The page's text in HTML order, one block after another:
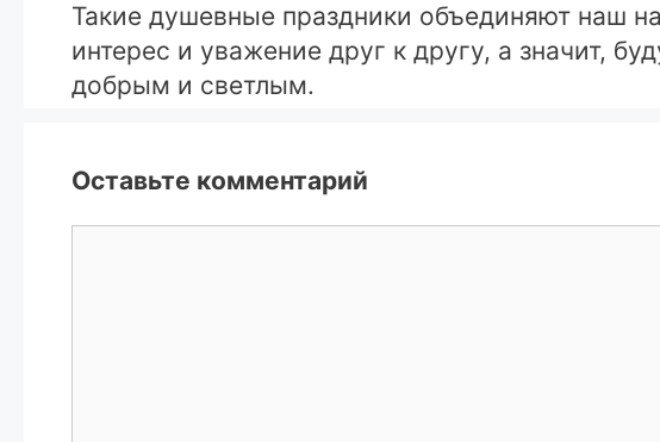
Такие душевные праздники объединяют наш
интерес и уважение друг к другу, а значит,
добрым и светлым.
Оставьте комментарий